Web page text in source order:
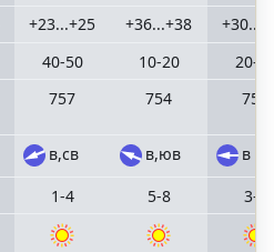
+23...+25
40-50
757
в,св
1-4
+36...+38
10-20
754
в,юв
5-8
20-
753
в
3-6